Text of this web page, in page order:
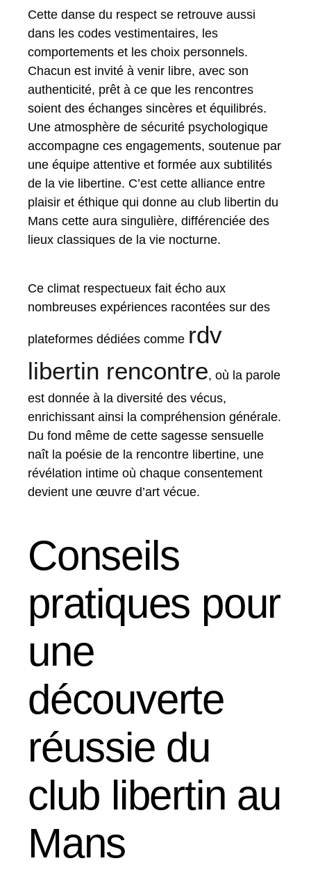
Cette danse du respect se retrouve aussi
dans les codes vestimentaires, les
comportements et les choix personnels.
Chacun est invité à venir libre, avec son
authenticité, prêt à ce que les rencontres
soient des échanges sincères et équilibrés.
Une atmosphère de sécurité psychologique
accompagne ces engagements, soutenue par
une équipe attentive et formée aux subtilités
de la vie libertine. C’est cette alliance entre
plaisir et éthique qui donne au club libertin du
Mans cette aura singulière, différenciée des
lieux classiques de la vie nocturne.
Ce climat respectueux fait écho aux
nombreuses expériences racontées sur des
plateformes dédiées comme rdv
libertin rencontre, où la parole
est donnée à la diversité des vécus,
enrichissant ainsi la compréhension générale.
Du fond même de cette sagesse sensuelle
naît la poésie de la rencontre libertine, une
révélation intime où chaque consentement
devient une œuvre d’art vécue.
Conseils
pratiques pour
une
découverte
réussie du
club libertin au
Mans